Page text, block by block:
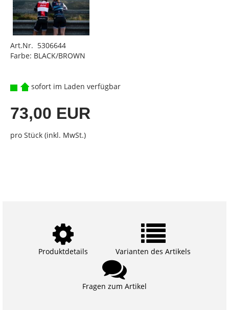
Art.Nr. 5306644
Farbe: BLACK/BROWN
sofort im Laden verfügbar
73,00 EUR
pro Stück (inkl. MwSt.)
Produktdetails Varianten des Artikels
Fragen zum Artikel